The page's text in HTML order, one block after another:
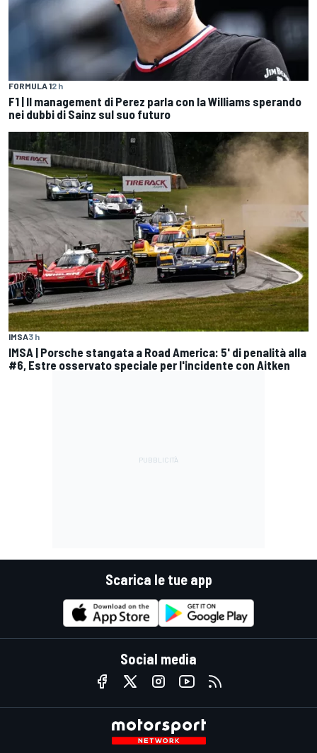
FORMULA 12 h
F1 | Il management di Perez parla con la Williams sperando
nei dubbi di Sainz sul suo futuro
IMSA3 h
IMSA | Porsche stangata a Road America: 5' di penalità alla
#6, Estre osservato speciale per l'incidente con Aitken
Scarica le tue app
Social media